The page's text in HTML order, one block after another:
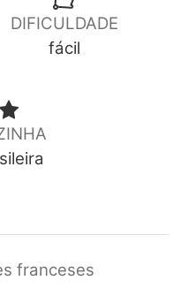
DIFICULDADE
fácil
franceses